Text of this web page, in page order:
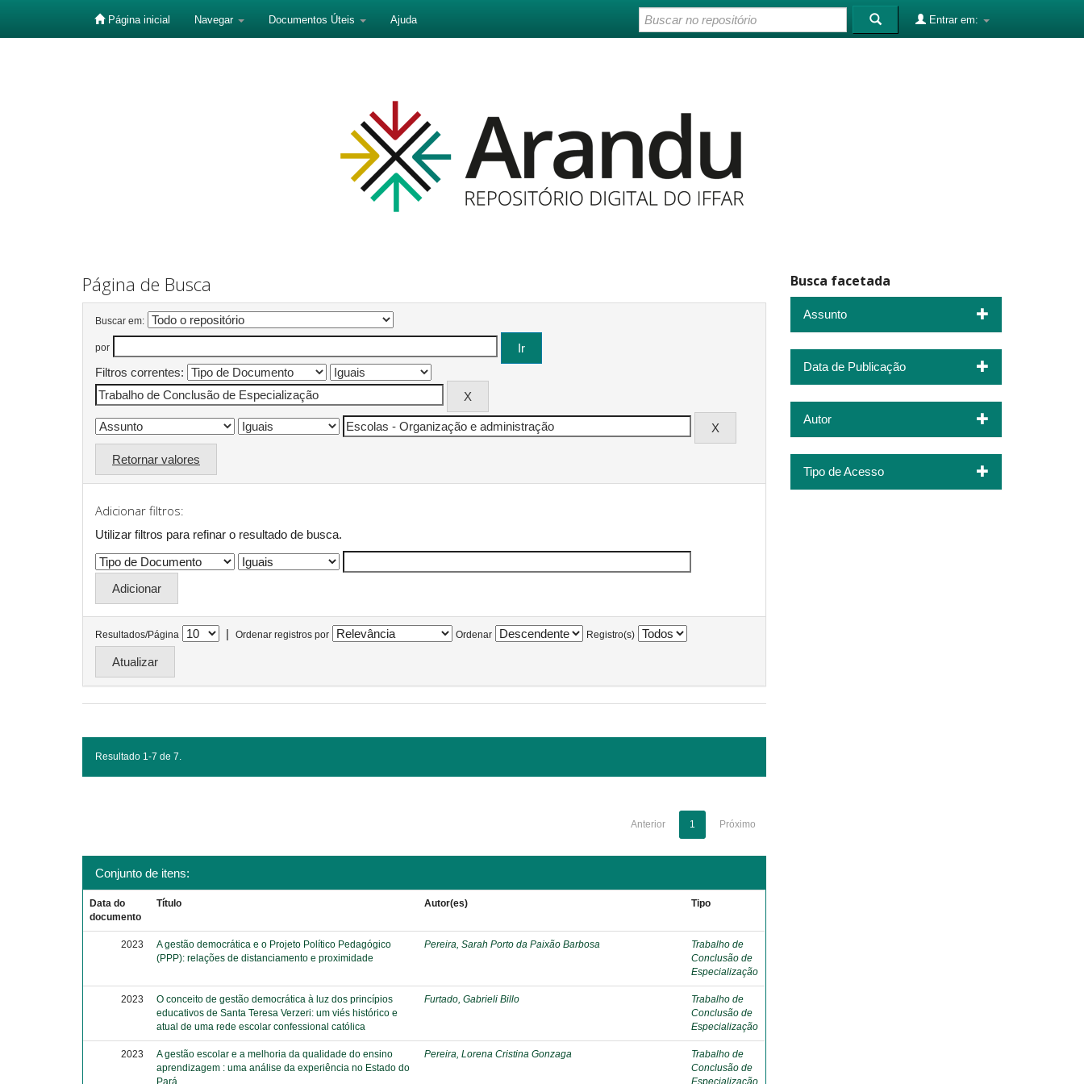
Página inicial Navegar Documentos Úteis Ajuda Entrar em:
Página de Busca
Buscar em:
por
Filtros correntes:
Retornar valores
Adicionar filtros:
Utilizar filtros para refinar o resultado de busca.
Resultados/Página | Ordenar registros por Ordenar Registro(s)
Resultado 1-7 de 7.
Anterior 1 Próximo
Conjunto de itens:
Data do
documento
Título Autor(es) Tipo
2023
A gestão democrática e o Projeto Político Pedagógico
(PPP): relações de distanciamento e proximidade
Pereira, Sarah Porto da Paixão Barbosa
Trabalho de
Conclusão de
Especialização
2023
O conceito de gestão democrática à luz dos princípios
educativos de Santa Teresa Verzeri: um viés histórico e
atual de uma rede escolar confessional católica
Furtado, Gabrieli Billo
Trabalho de
Conclusão de
Especialização
2023
A gestão escolar e a melhoria da qualidade do ensino
aprendizagem : uma análise da experiência no Estado do
Pará
Pereira, Lorena Cristina Gonzaga
Trabalho de
Conclusão de
Especialização
Busca facetada
Assunto
Data de Publicação
Autor
Tipo de Acesso